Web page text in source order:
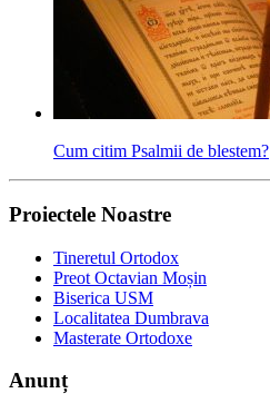
Cum citim Psalmii de blestem?
Proiectele Noastre
Tineretul Ortodox
Preot Octavian Moșin
Biserica USM
Localitatea Dumbrava
Masterate Ortodoxe
Anunț